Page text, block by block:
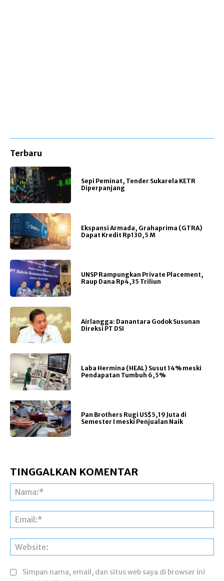
Terbaru
Sepi Peminat, Tender Sukarela KETR
Diperpanjang
Ekspansi Armada, Grahaprima (GTRA)
Dapat Kredit Rp130,5 M
UNSP Rampungkan Private Placement,
Raup Dana Rp4,35 Triliun
Airlangga: Danantara Godok Susunan
Direksi PT DSI
Laba Hermina (HEAL) Susut 14% meski
Pendapatan Tumbuh 6,5%
Pan Brothers Rugi US$5,19 Juta di
Semester I meski Penjualan Naik
TINGGALKAN KOMENTAR
Simpan nama, email, dan situs web saya di browser ini